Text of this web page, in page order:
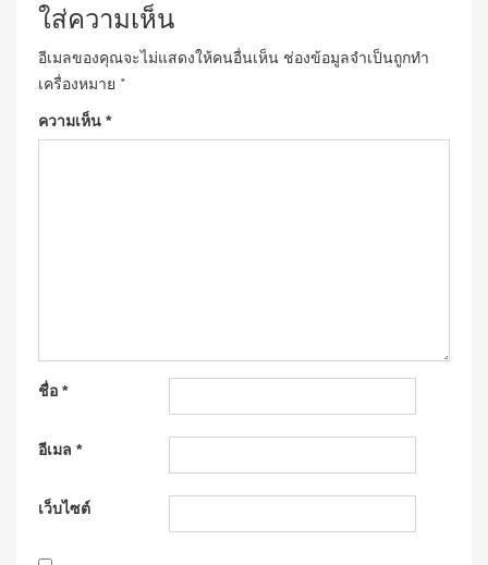
ใส่ความเห็น
อีเมลของคุณจะไม่แสดงให้คนอื่นเห็น ช่องข้อมูลจำเป็นถูกทำ
เครื่องหมาย *
ความเห็น *
ชื่อ *
อีเมล *
เว็บไซต์